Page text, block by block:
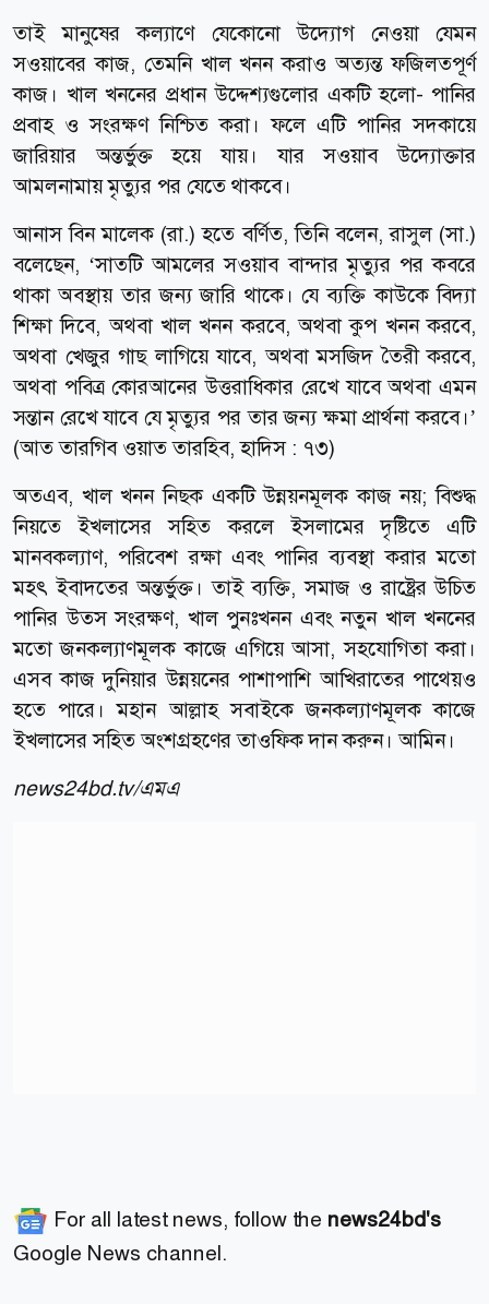
তাই মানুষের কল্যাণে যেকোনো উদ্যোগ নেওয়া যেমন
সওয়াবের কাজ, তেমনি খাল খনন করাও অত্যন্ত ফজিলতপূর্ণ
কাজ। খাল খননের প্রধান উদ্দেশ্যগুলোর একটি হলো- পানির
প্রবাহ ও সংরক্ষণ নিশ্চিত করা। ফলে এটি পানির সদকায়ে
জারিয়ার অন্তর্ভুক্ত হয়ে যায়। যার সওয়াব উদ্যোক্তার
আমলনামায় মৃত্যুর পর যেতে থাকবে।
আনাস বিন মালেক (রা.) হতে বর্ণিত, তিনি বলেন, রাসুল (সা.)
বলেছেন, ‘সাতটি আমলের সওয়াব বান্দার মৃত্যুর পর কবরে
থাকা অবস্থায় তার জন্য জারি থাকে। যে ব্যক্তি কাউকে বিদ্যা
শিক্ষা দিবে, অথবা খাল খনন করবে, অথবা কুপ খনন করবে,
অথবা খেজুর গাছ লাগিয়ে যাবে, অথবা মসজিদ তৈরী করবে,
অথবা পবিত্র কোরআনের উত্তরাধিকার রেখে যাবে অথবা এমন
সন্তান রেখে যাবে যে মৃত্যুর পর তার জন্য ক্ষমা প্রার্থনা করবে।’
(আত তারগিব ওয়াত তারহিব, হাদিস : ৭৩)
অতএব, খাল খনন নিছক একটি উন্নয়নমূলক কাজ নয়; বিশুদ্ধ
নিয়তে ইখলাসের সহিত করলে ইসলামের দৃষ্টিতে এটি
মানবকল্যাণ, পরিবেশ রক্ষা এবং পানির ব্যবস্থা করার মতো
মহৎ ইবাদতের অন্তর্ভুক্ত। তাই ব্যক্তি, সমাজ ও রাষ্ট্রের উচিত
পানির উত্স সংরক্ষণ, খাল পুনঃখনন এবং নতুন খাল খননের
মতো জনকল্যাণমূলক কাজে এগিয়ে আসা, সহযোগিতা করা।
এসব কাজ দুনিয়ার উন্নয়নের পাশাপাশি আখিরাতের পাথেয়ও
হতে পারে। মহান আল্লাহ সবাইকে জনকল্যাণমূলক কাজে
ইখলাসের সহিত অংশগ্রহণের তাওফিক দান করুন। আমিন।
news24bd.tv/এমএ
For all latest news, follow the news24bd's
Google News channel.